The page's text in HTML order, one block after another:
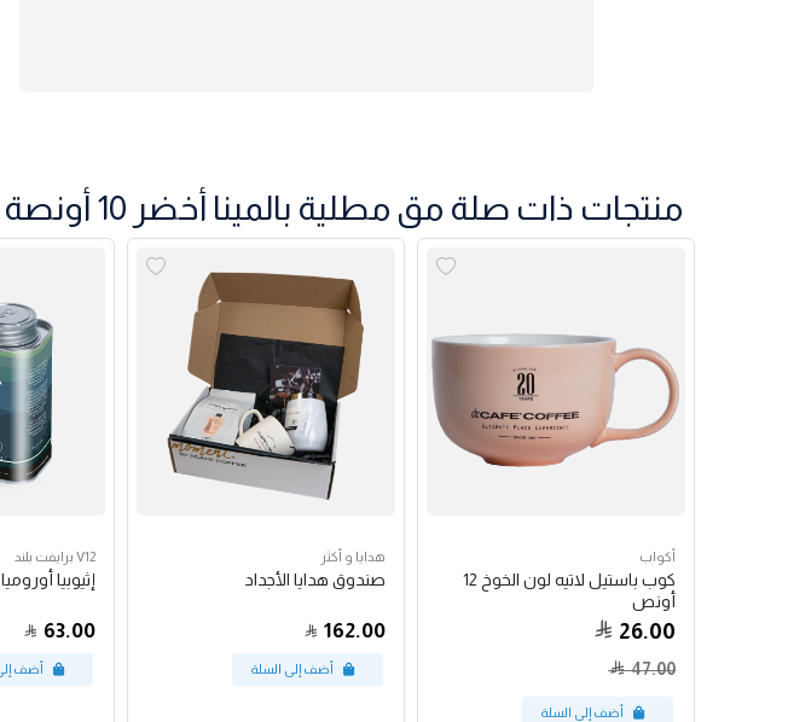
منتجات ذات صلة مق مطلية بالمينا أخضر 10 أونصة
أكواب
كوب باستيل لاتيه لون الخوخ 12
أونص
26.00
47.00
هدايا و أكثر
صندوق هدايا الأجداد
162.00
V12 برايفت بلند
إثيوبيا أوروميا 200 جرام
63.00